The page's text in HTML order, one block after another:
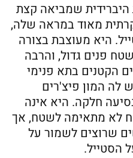
היברידית שמביאה קצת
מאוד במראה שלה,
היא מעוצבת בצורה
פנים גדול, והרבה
הקטנים בתא פנימי
לה המון פיצ'רים
חלקה. היא אינה
לא מתאימה לשטח, אך
שרוצים לשמור על
הסטייל.